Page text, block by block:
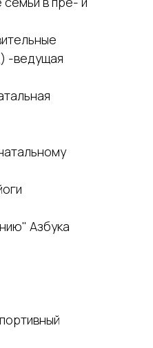
-ведущая
Азбука